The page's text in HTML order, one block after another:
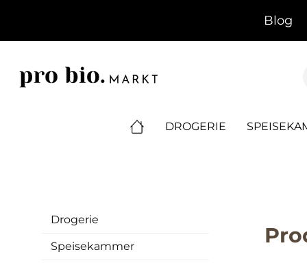
Blog
DROGERIE
Drogerie
Speisekammer